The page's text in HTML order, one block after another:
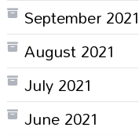
September 2021
August 2021
July 2021
June 2021